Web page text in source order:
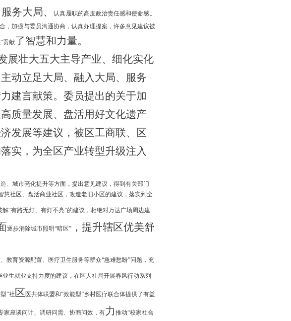
务大局、认真履职的高度政治责任感和使命感。
，加强与委员沟通协商，认真办理提案，许多意见建议被
贡献了智慧和力量。
展壮大五大主导产业、细化实化
动立足大局、 融入大局、服务
建言献策。 委员提出的关于加
质量发展、盘活用好文化遗产
发展等建议，被区工商联、区
实，为全区产业转型升级注入
、城市亮化提升等方面，提出意见建议，得到有关部门
慧社区、盘活商业社区，改造老旧小区的建议，落实到全
解“有路无灯、有灯不亮”的建议，相继对万达广场周边建
逐步消除城市照明“暗区”， 提升辖区优美舒
教育资源配置、医疗卫生服务等群众“急难愁盼”问题，充
生就业支持力度的建议，在区人社局开展春风行动系列
”社 区 医共体联盟和“效能型”乡村医疗联合体提供了有益
家座谈问计、调研问需、协商问效，有力 推动“校家社合